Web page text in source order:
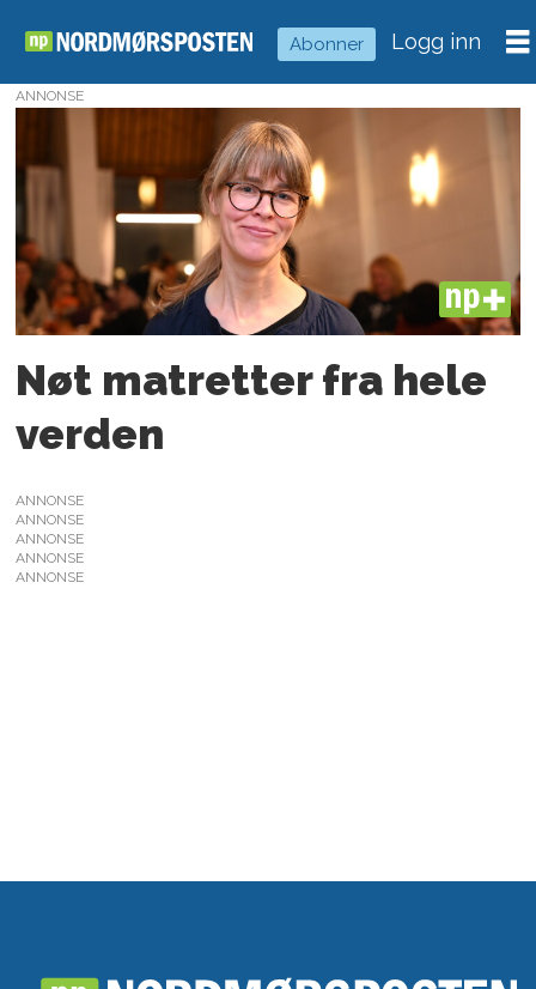
Abonner Logg inn
kristiansund
sokn
ANNONSE
PLUS
Nøt matretter fra hele
verden
ANNONSE
ANNONSE
ANNONSE
ANNONSE
ANNONSE